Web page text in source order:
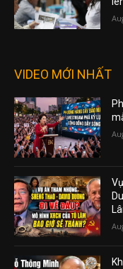
VIDEO MỚI NHẤT